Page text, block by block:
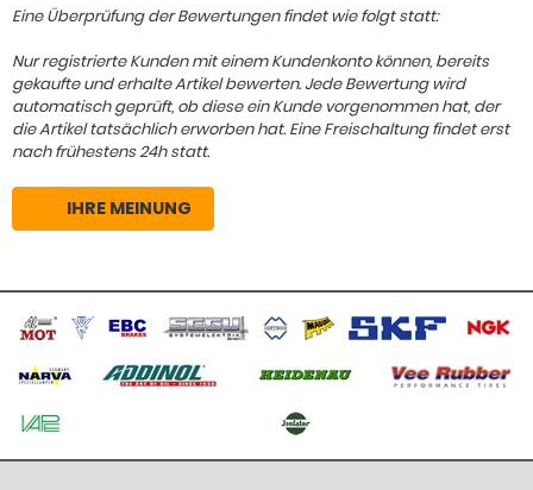
Eine Überprüfung der Bewertungen findet wie folgt statt:
Nur registrierte Kunden mit einem Kundenkonto können, bereits
gekaufte und erhalte Artikel bewerten. Jede Bewertung wird
automatisch geprüft, ob diese ein Kunde vorgenommen hat, der
die Artikel tatsächlich erworben hat. Eine Freischaltung findet erst
nach frühestens 24h statt.
IHRE MEINUNG